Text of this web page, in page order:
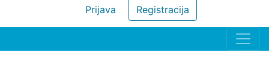
Registracija
Prijava